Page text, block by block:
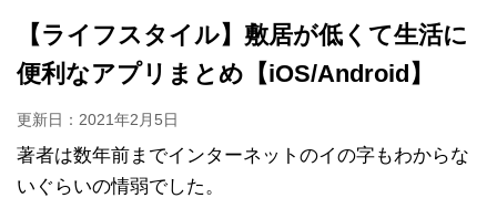
【ライフスタイル】敷居が低くて生活に
便利なアプリまとめ【iOS/Android】
更新日： 2021年2月5日
著者は数年前までインターネットのイの字もわからな
いぐらいの情弱でした。